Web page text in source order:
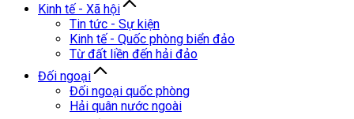
Kinh tế - Xã hội
Tin tức - Sự kiện
Kinh tế - Quốc phòng biển đảo
Từ đất liền đến hải đảo
Đối ngoại
Đối ngoại quốc phòng
Hải quân nước ngoài